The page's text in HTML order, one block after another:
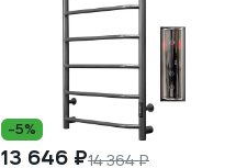
-5%
13 646 ₽14 364 ₽